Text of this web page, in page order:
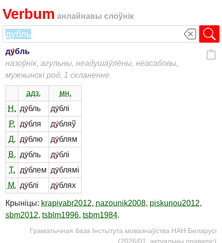
Verbum анлайнавы слоўнік
ду́бль
назоўнік, агульны, неадушаўлёны, неасабовы,
мужчынскі род, 1 скланенне
адз.
мн.
Н. ду́бль ду́блі
Р.
ду́бля ду́бляў
Д. ду́блю ду́блям
В. ду́бль ду́блі
Т.
ду́блем ду́блямі
М. ду́блі ду́блях
Крыніцы: krapivabr2012, nazounik2008, piskunou2012,
sbm2012, tsblm1996, tsbm1984.
Граматычная база Інстытута мовазнаўства НАН Беларусі
(2026/01, актуальны правапіс)